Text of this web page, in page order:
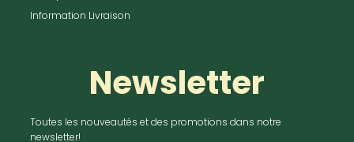
Information Livraison
Newsletter
Toutes les nouveautés et des promotions dans notre
newsletter!